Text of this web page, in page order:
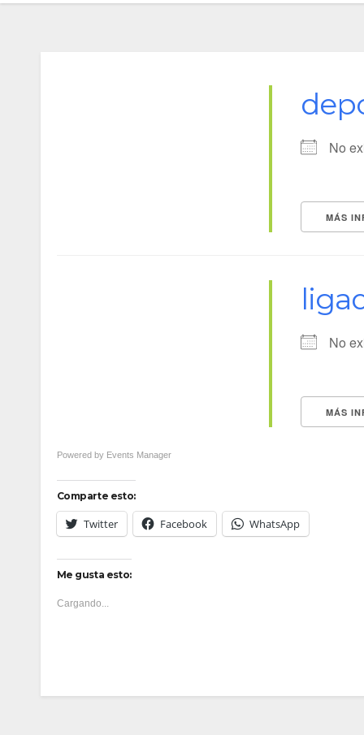
No
MÁS
No
MÁS
Powered by Events Manager
Comparte esto:
Twitter Facebook WhatsApp
Me gusta esto:
Cargando...